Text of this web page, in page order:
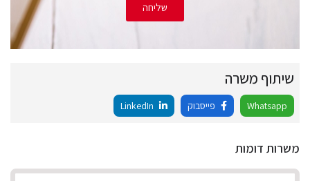
שליחה
שיתוף משרה
Whatsapp פייסבוק
משרות דומות